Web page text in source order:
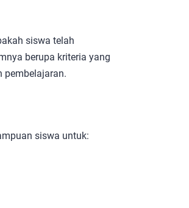
siswa telah
berupa kriteria yang
pembelajaran.
siswa untuk: